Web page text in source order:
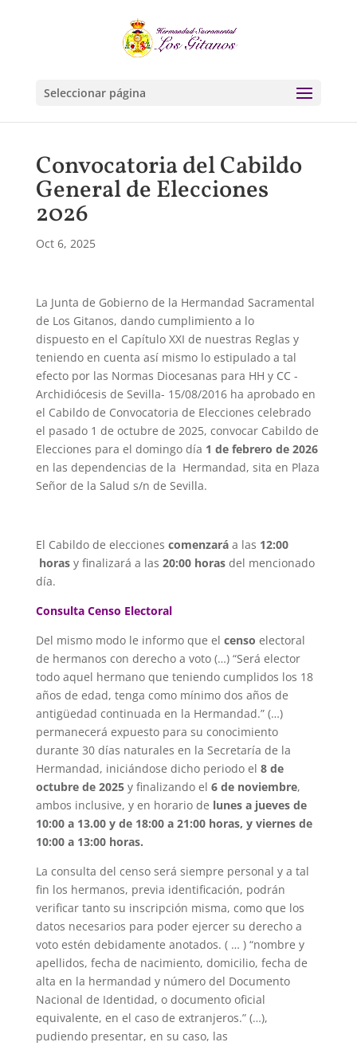
Seleccionar página
Convocatoria del Cabildo
General de Elecciones
2026
Oct 6, 2025
La Junta de Gobierno de la Hermandad Sacramental
de Los Gitanos, dando cumplimiento a lo
dispuesto en el Capítulo XXI de nuestras Reglas y
teniendo en cuenta así mismo lo estipulado a tal
efecto por las Normas Diocesanas para HH y CC -
Archidiócesis de Sevilla- 15/08/2016 ha aprobado en
el Cabildo de Convocatoria de Elecciones celebrado
el pasado 1 de octubre de 2025, convocar Cabildo de
Elecciones para el domingo día 1 de febrero de 2026
en las dependencias de la Hermandad, sita en Plaza
Señor de la Salud s/n de Sevilla.
El Cabildo de elecciones comenzaráa las 12:00
horasy finalizará a las 20:00 horasdel mencionado
día.
Consulta Censo Electoral
Del mismo modo le informo que el censo electoral
de hermanos con derecho a voto (…) “Será elector
todo aquel hermano que teniendo cumplidos los 18
años de edad, tenga como mínimo dos años de
antigüedad continuada en la Hermandad.” (…)
permanecerá expuesto para su conocimiento
durante 30 días naturales en la Secretaría de la
Hermandad, iniciándose dicho periodo el 8 de
octubre de 2025 y finalizando el 6 de noviembre,
ambos inclusive, y en horario de lunes a jueves de
10:00 a 13.00 y de 18:00 a 21:00 horas, y viernes de
10:00 a 13:00 horas.
La consulta del censo será siempre personal y a tal
fin los hermanos, previa identificación, podrán
verificar tanto su inscripción misma, como que los
datos necesarios para poder ejercer su derecho a
voto estén debidamente anotados. ( … ) “nombre y
apellidos, fecha de nacimiento, domicilio, fecha de
alta en la hermandad y número del Documento
Nacional de Identidad, o documento oficial
equivalente, en el caso de extranjeros.” (…),
pudiendo presentar, en su caso, las